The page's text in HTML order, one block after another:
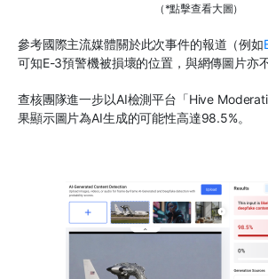
（*點擊查看大圖）
參考國際主流媒體關於此次事件的報道（例如
可知E-3預警機被損壞的位置，與網傳圖片亦不
查核團隊進一步以AI檢測平台「Hive
果顯示圖片為AI生成的可能性高達98.5%。